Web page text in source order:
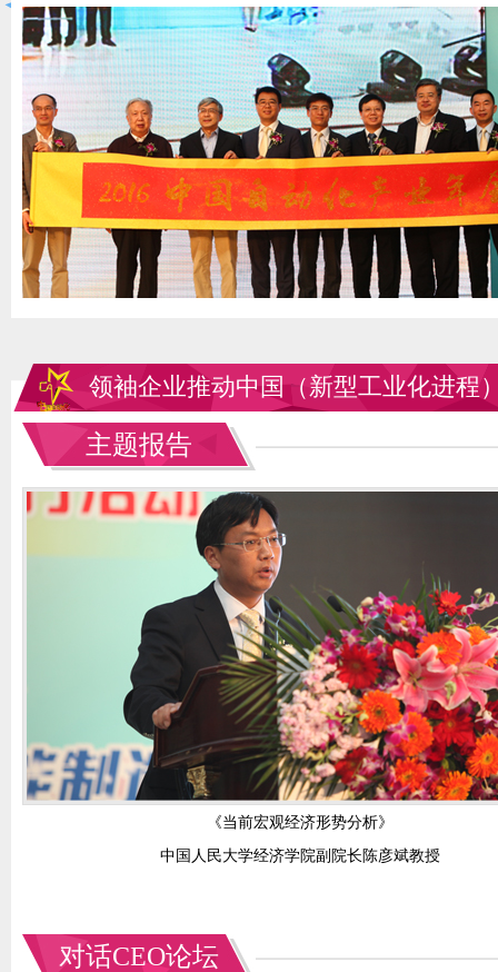
领袖企业推动中国（新型工业化进程
主题报告
《当前宏观经济形势分析》
中国人民大学经济学院副院长陈彦斌教授
对话CEO论坛